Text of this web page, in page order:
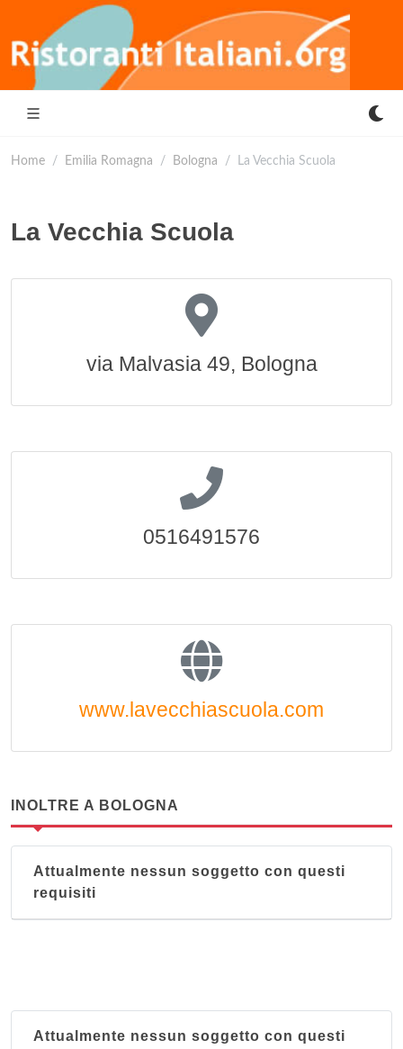
Home Emilia Romagna Bologna La Vecchia Scuola
La Vecchia Scuola
via Malvasia 49, Bologna
0516491576
www.lavecchiascuola.com
INOLTRE A BOLOGNA
Attualmente nessun soggetto con questi
requisiti
Attualmente nessun soggetto con questi